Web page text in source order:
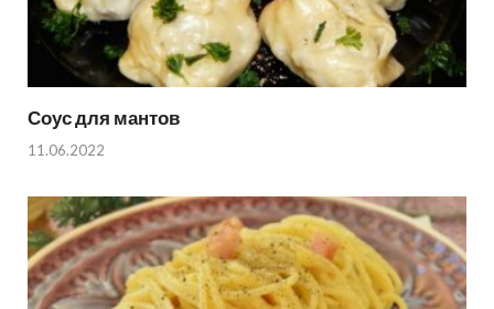
Соус для мантов
11.06.2022